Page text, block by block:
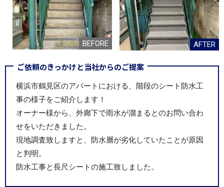
ご依頼のきっかけと当社からのご提案
横浜市鶴見区のアパートにおける、階段のシート防水工
事の様子をご紹介します！
オーナー様から、外廊下で雨水が溜まるとのお問い合わ
せをいただきました。
現地調査致しますと、防水層が劣化していたことが原因
と判明。
防水工事と長尺シートの施工致しました。